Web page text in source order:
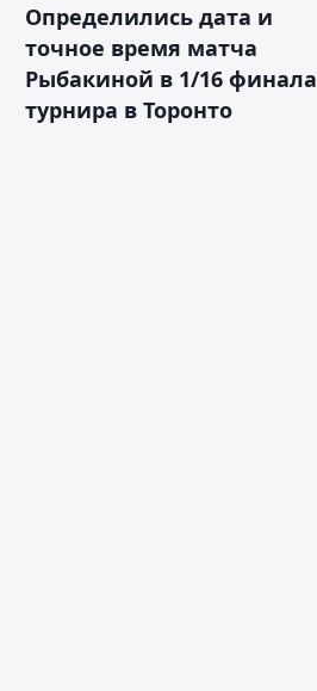
Определились дата и
точное время матча
Рыбакиной в 1/16 финала
турнира в Торонто